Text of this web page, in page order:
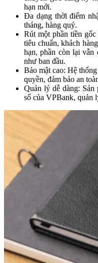
hạn mới.
Đa dạng thời điểm
tháng, hàng quý.
Rút một phần tiền
tiêu chuẩn, khách
hạn, phần còn lại
như ban đầu.
Bảo mật cao: Hệ
quyền, đảm bảo an
Quản lý dễ dàng: Sản
số của VPBank, quản